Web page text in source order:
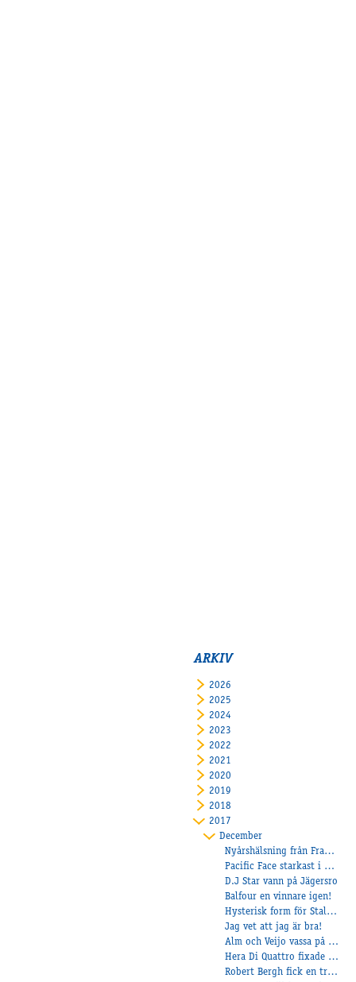
ARKIV
2026
2025
2024
2023
2022
2021
2020
2019
2018
2017
December
Nyårshälsning från Frankrike!
Pacific Face starkast i Montéloppet
D.J Star vann på Jägersro
Balfour en vinnare igen!
Hysterisk form för Stall Eklundh
Jag vet att jag är bra!
Alm och Veijo vassa på lunchen!
Hera Di Quattro fixade rekordsiffror för Eklundh
Robert Bergh fick en tränarseger med Re Doc.